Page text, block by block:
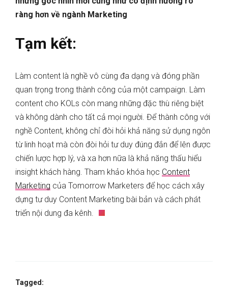
ràng hơn về ngành Marketing
Tạm kết:
Làm content là nghề vô cùng đa dạng và đóng phần
quan trọng trong thành công của một campaign. Làm
content cho KOLs còn mang những đặc thù riêng biệt
và không dành cho tất cả mọi người. Để thành công với
nghề Content, không chỉ đòi hỏi khả năng sử dụng ngôn
từ linh hoạt mà còn đòi hỏi tư duy đúng đắn để lên được
chiến lược hợp lý, và xa hơn nữa là khả năng thấu hiểu
insight khách hàng. Tham khảo khóa học Content
Marketing của Tomorrow Marketers để học cách xây
dựng tư duy Content Marketing bài bản và cách phát
triển nội dung đa kênh.
Tagged: